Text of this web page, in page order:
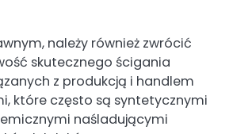
należy również zwrócić
skutecznego ścigania
z produkcją i handlem
które często są syntetycznymi
naśladującymi